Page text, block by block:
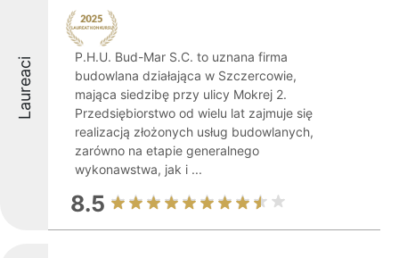
Laureaci
P.H.U. Bud-Mar S.C. to uznana firma
budowlana działająca w Szczercowie,
mająca siedzibę przy ulicy Mokrej 2.
Przedsiębiorstwo od wielu lat zajmuje się
realizacją złożonych usług budowlanych,
zarówno na etapie generalnego
wykonawstwa, jak i ...
8.5